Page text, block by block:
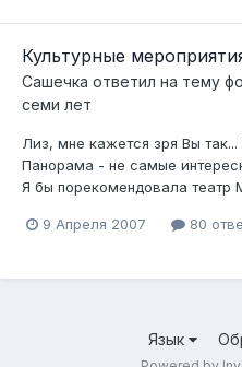
Культурные
Сашечка ответил на тему
семи лет
Лиз, мне кажется зря Вы
Панорама - не самые
Я бы порекомендовала театр
9 Апреля 2007 80
Язык